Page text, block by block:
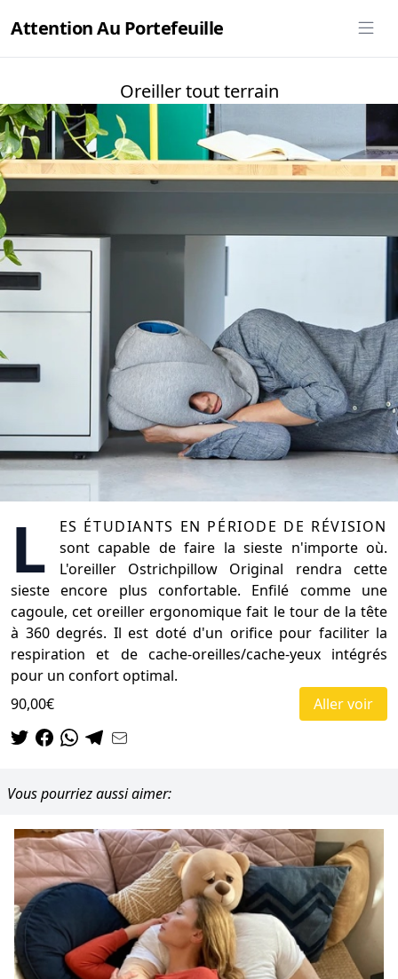
Attention Au Portefeuille
Oreiller tout terrain
L
es étudiants en période de révision
sont capable de faire la sieste n'importe où.
L'oreiller Ostrichpillow Original rendra cette
sieste encore plus confortable. Enfilé comme une
cagoule, cet oreiller ergonomique fait le tour de la tête
à 360 degrés. Il est doté d'un orifice pour faciliter la
respiration et de cache-oreilles/cache-yeux intégrés
pour un confort optimal.
90,00€
Aller voir
Vous pourriez aussi aimer: